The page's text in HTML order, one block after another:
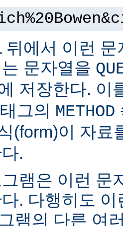
뒤에서 이런
문자열을
저장한다. 이
태그의 METHOD
(form)이 자료
.
램은 이런 문
. 다행히도
램의 다른 여